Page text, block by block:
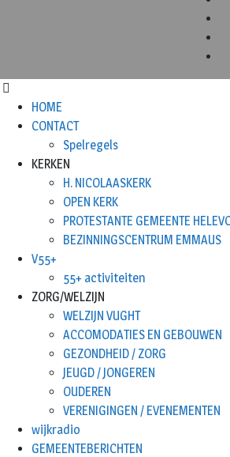
HOME
CONTACT
Spelregels
KERKEN
H. NICOLAASKERK
OPEN KERK
PROTESTANTE GEMEENTE
BEZINNINGSCENTRUM EMMAUS
V55+
55+ activiteiten
ZORG/WELZIJN
WELZIJN VUGHT
ACCOMODATIES EN GEBOUWEN
GEZONDHEID / ZORG
JEUGD / JONGEREN
OUDEREN
VERENIGINGEN / EVENEMENTEN
wijkradio
GEMEENTEBERICHTEN